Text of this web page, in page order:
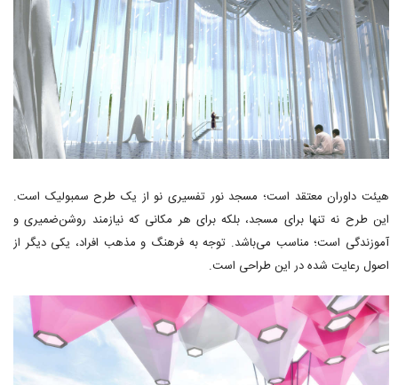
هیئت داوران معتقد است؛ مسجد نور تفسیری نو از یک طرح سمبولیک است.
این طرح نه تنها برای مسجد، بلکه برای هر مکانی که نیازمند روشن‌ضمیری و
آموزندگی است؛ مناسب می‌باشد. توجه به فرهنگ و مذهب افراد، یکی دیگر از
اصول رعایت شده در این طراحی است.